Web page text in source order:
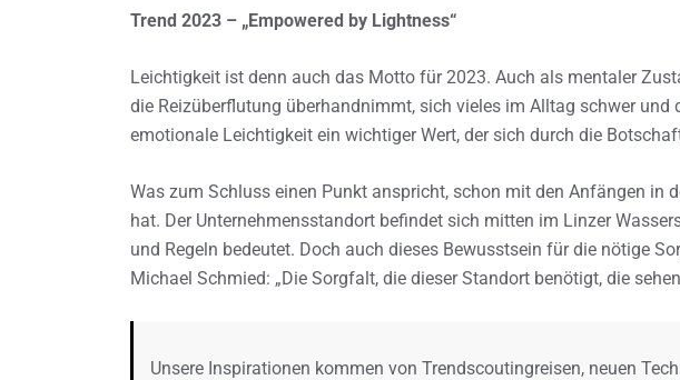
Trend 2023 – „Empowered by Lightness“
Leichtigkeit ist denn auch das Motto für 2023. Auch als mentaler
die Reizüberflutung überhandnimmt, sich vieles im Alltag schwer und
emotionale Leichtigkeit ein wichtiger Wert, der sich durch die
Was zum Schluss einen Punkt anspricht, schon mit den Anfängen in
hat. Der Unternehmensstandort befindet sich mitten im Linzer
und Regeln bedeutet. Doch auch dieses Bewusstsein für die nötige
Michael Schmied: „Die Sorgfalt, die dieser Standort benötigt, die
Unsere Inspirationen kommen von Trendscoutingreisen, neuen